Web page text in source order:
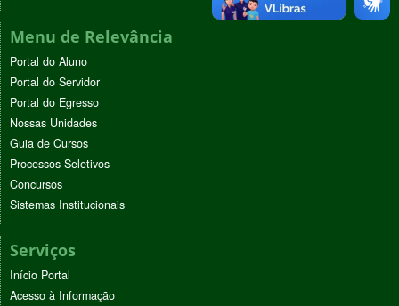
Menu de Relevância
Portal do Aluno
Portal do Servidor
Portal do Egresso
Nossas Unidades
Guia de Cursos
Processos Seletivos
Concursos
Sistemas Institucionais
Serviços
Início Portal
Acesso à Informação